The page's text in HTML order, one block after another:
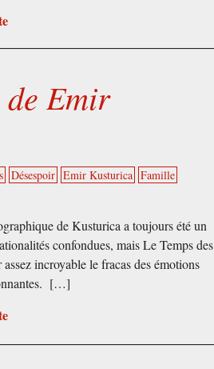
de Emir
Désespoir Emir Kusturica Famille
de Kusturica a toujours été un
confondues, mais Le Temps des
incroyable le fracas des émotions
[…]